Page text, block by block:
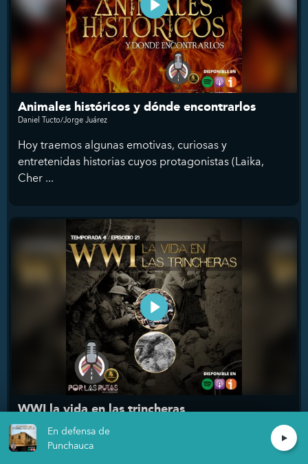
Animales históricos y dónde encontrarlos
Daniel Tucto/Jorge Juárez
Hoy traemos algunas emotivas, curiosas y
entretenidas historias cuyos protagonistas (Laika,
Cher ...
WWI la vida en las trincheras
Daniel Tucto/Jorge Juárez
El sistema de alianzas que envolvió a Europa como la
En defensa de
Punchauca